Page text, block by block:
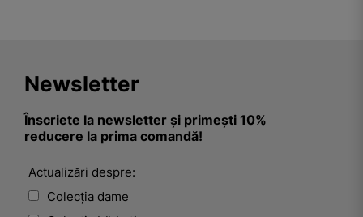
Newsletter
Înscriete la newsletter și primești 10%
reducere la prima comandă!
Actualizări despre:
Colecția dame